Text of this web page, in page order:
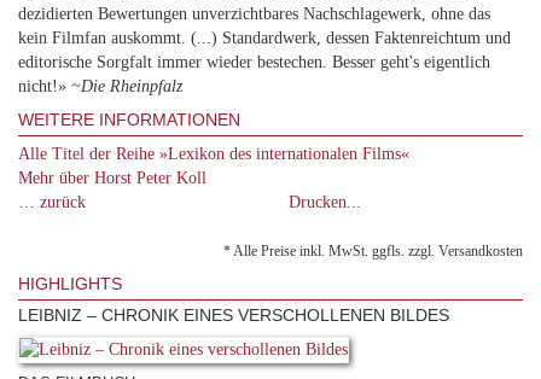
dezidierten Bewertungen unverzichtbares Nachschlagewerk, ohne das
kein Filmfan auskommt. (...) Standardwerk, dessen Faktenreichtum und
editorische Sorgfalt immer wieder bestechen. Besser geht's eigentlich
nicht!» ~Die Rheinpfalz
WEITERE INFORMATIONEN
Alle Titel der Reihe »Lexikon des internationalen Films«
Mehr über Horst Peter Koll
… zurück
Drucken...
* Alle Preise inkl. MwSt. ggfls. zzgl. Versandkosten
HIGHLIGHTS
LEIBNIZ – CHRONIK EINES VERSCHOLLENEN BILDES